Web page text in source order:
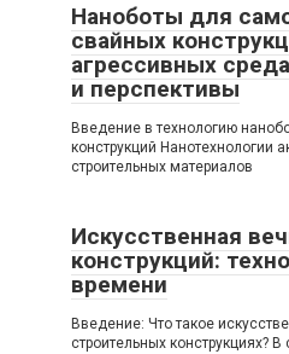
Наноботы для
свайных
агрессивных
и перспективы
Введение в технологию
конструкций Нанотехнологии
строительных материалов
Искусственная
конструкций:
времени
Введение: Что такое
строительных конструкциях?